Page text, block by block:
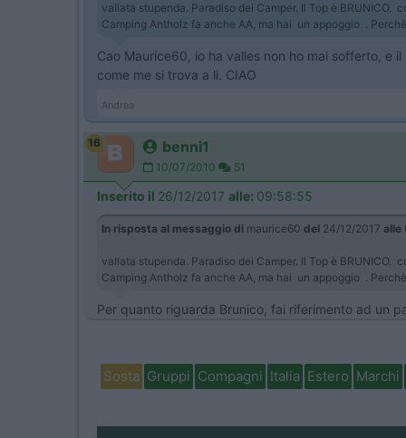
vallata stupenda. Paradiso dei Camper. Il Top è BRUNICO.
Camping Antholz fa anche AA, ma hai un appoggio .
Cao Maurice60, io ha valles non ho mai sofferto, e
come me si trova a li. CIAO
Andrea
16 benni1
10/07/2010 51
Inserito il 26/12/2017 alle: 09:58:55
In risposta al messaggio di maurice60 del 24/12/2017 alle
vallata stupenda. Paradiso dei Camper. Il Top è BRUNICO.
Camping Antholz fa anche AA, ma hai un appoggio .
Per quanto riguarda Brunico, fai riferimento ad un
Sosta Gruppi Compagni Italia Estero Marchi